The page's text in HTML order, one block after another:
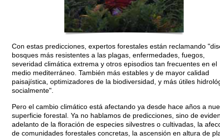
Con estas predicciones, expertos forestales están reclamando
bosques más resistentes a las plagas, enfermedades, fuegos,
severidad climática extrema y otros episodios tan frecuentes en el
medio mediterráneo. También más estables y de mayor calidad
paisajística, optimizadores de la biodiversidad, y más útiles
socialmente".
Pero el cambio climático está afectando ya desde hace años a
superficie forestal. Ya no hablamos de predicciones, sino de
adelanto de la floración de especies silvestres o cultivadas, la
de comunidades forestales concretas, la ascensión en altura de